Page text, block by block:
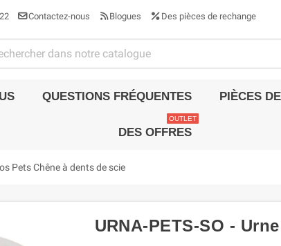
Contactez-nous Blogues Des pièces de rechange
QUESTIONS FRÉQUENTES PIÈCES
DES OFFRES
OUTLET
Pets Chêne à dents de scie
URNA-PETS-SO -